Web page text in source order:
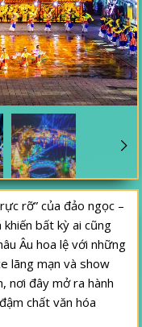
rỡ” của đảo ngọc –
bất kỳ ai cũng
Âu hoa lệ với những
lãng mạn và show
nơi đây mở ra hành
chất văn hóa